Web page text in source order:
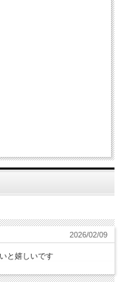
2026/02/09
と嬉しいです